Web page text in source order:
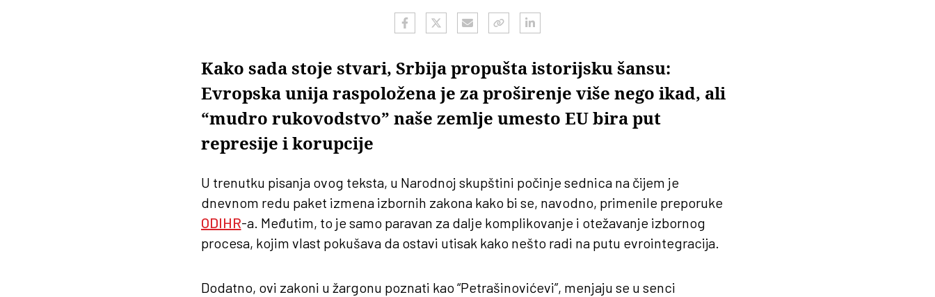
Kako sada stoje stvari, Srbija propušta istorijsku šansu:
Evropska unija raspoložena je za proširenje više nego ikad, ali
“mudro rukovodstvo” naše zemlje umesto EU bira put
represije i korupcije
U trenutku pisanja ovog teksta, u Narodnoj skupštini počinje sednica na čijem je
dnevnom redu paket izmena izbornih zakona kako bi se, navodno, primenile preporuke
ODIHR-a. Međutim, to je samo paravan za dalje komplikovanje i otežavanje izbornog
procesa, kojim vlast pokušava da ostavi utisak kako nešto radi na putu evrointegracija.
Dodatno, ovi zakoni u žargonu poznati kao “Petrašinovićevi”, menjaju se u senci